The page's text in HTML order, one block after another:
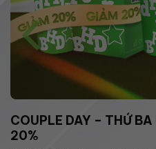
COUPLE DAY – THỨ
20%